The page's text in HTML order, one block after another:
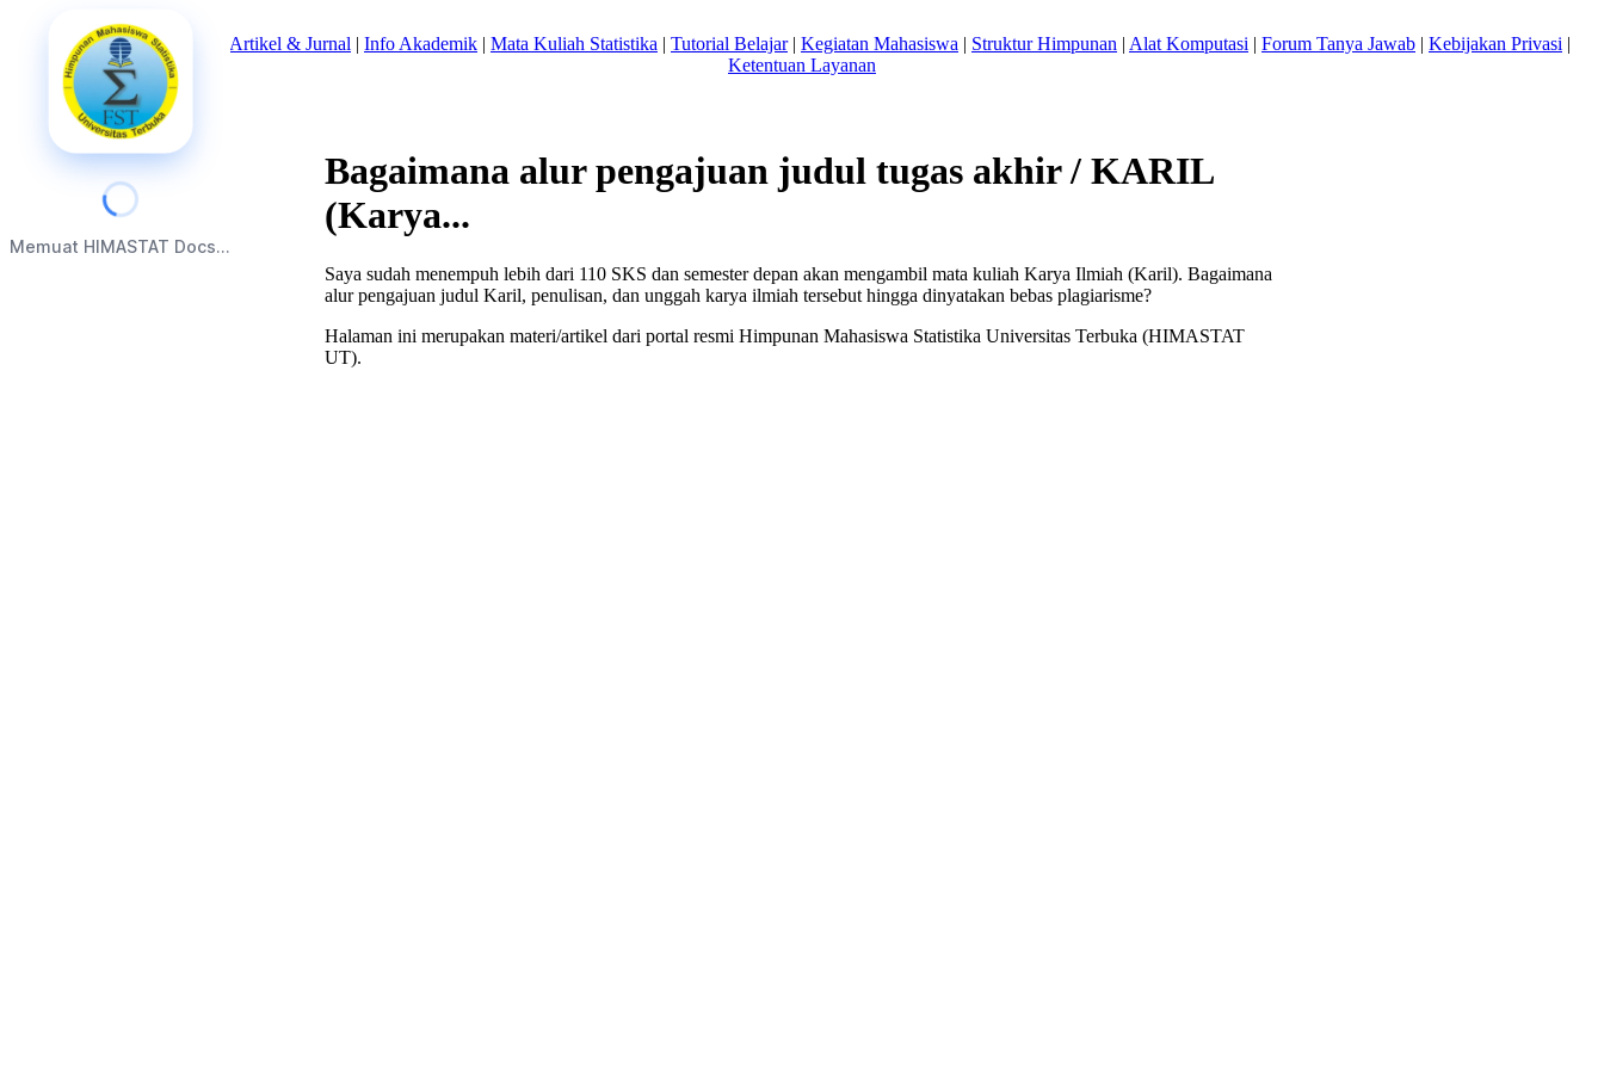
Memuat HIMASTAT Docs...
Beranda|Tentang Kami Artikel & Jurnal | Info Akademik | Mata Kuliah Statistika | Tutorial Belajar| Kegiatan Mahasiswa | Struktur Himpunan | Alat Komputasi | Forum Tanya Jawab | Kebijakan Privasi |
Ketentuan Layanan
Bagaimana alur pengajuan judul tugas akhir / KARIL
(Karya...
Saya sudah menempuh lebih dari 110 SKS dan semester depan akan mengambil mata kuliah Karya Ilmiah (Karil). Bagaimana
alur pengajuan judul Karil, penulisan, dan unggah karya ilmiah tersebut hingga dinyatakan bebas plagiarisme?
Halaman ini merupakan materi/artikel dari portal resmi Himpunan Mahasiswa Statistika Universitas Terbuka (HIMASTAT
UT).